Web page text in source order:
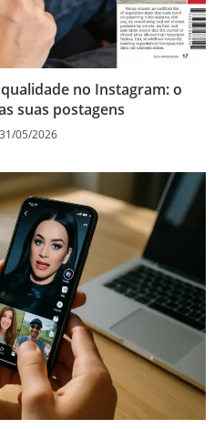
no Instagram: o
suas postagens
31/05/2026